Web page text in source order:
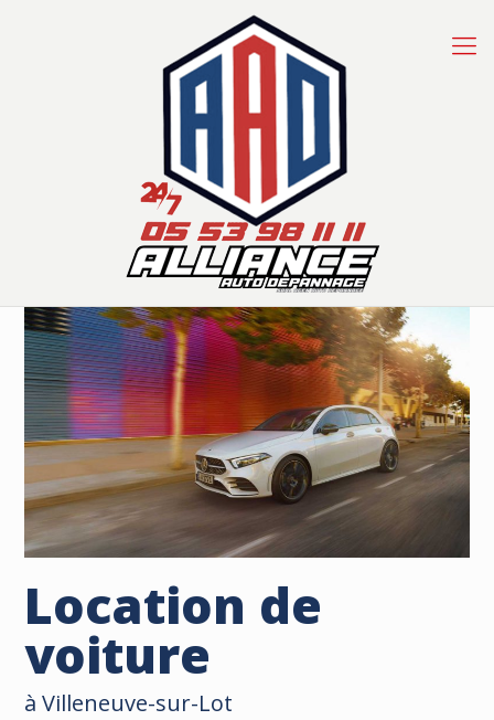
Location de
voiture
à Villeneuve-sur-Lot